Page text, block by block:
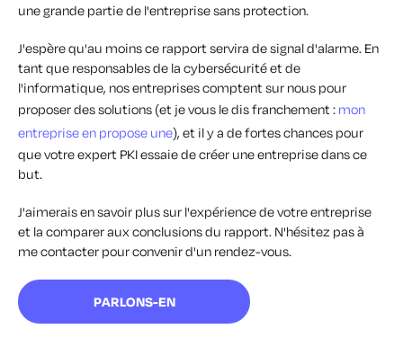
une grande partie de l'entreprise sans protection.
J'espère qu'au moins ce rapport servira de signal d'alarme. En
tant que responsables de la cybersécurité et de
l'informatique, nos entreprises comptent sur nous pour
proposer des solutions (et je vous le dis franchement : mon
entreprise en propose une), et il y a de fortes chances pour
que votre expert PKI essaie de créer une entreprise dans ce
but.
J'aimerais en savoir plus sur l'expérience de votre entreprise
et la comparer aux conclusions du rapport. N'hésitez pas à
me contacter pour convenir d'un rendez-vous.
PARLONS-EN